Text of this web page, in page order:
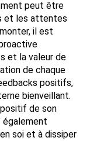
peut être
et les attentes
il est
et la valeur de
de chaque
positifs,
bienveillant.
de son
également
soi et à dissiper